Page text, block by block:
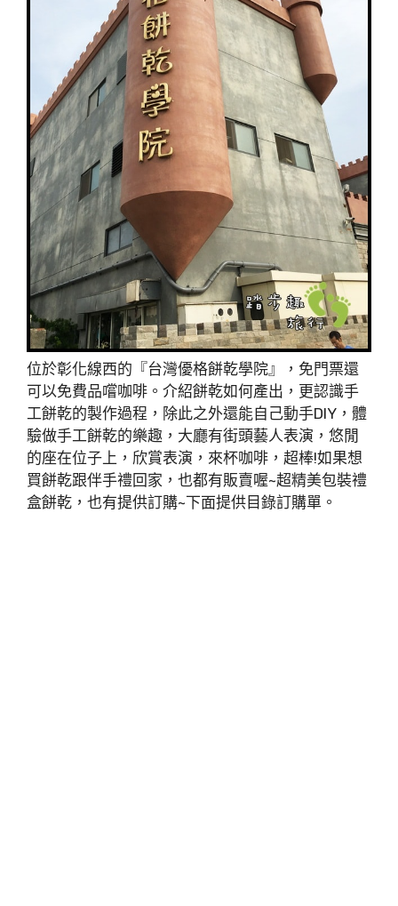
位於彰化線西的『台灣優格餅乾學院』，免門票還
可以免費品嚐咖啡。介紹餅乾如何產出，更認識手
工餅乾的製作過程，除此之外還能自己動手DIY，體
驗做手工餅乾的樂趣，大廳有街頭藝人表演，悠閒
的座在位子上，欣賞表演，來杯咖啡，超棒!如果想
買餅乾跟伴手禮回家，也都有販賣喔~超精美包裝禮
盒餅乾，也有提供訂購~下面提供目錄訂購單。